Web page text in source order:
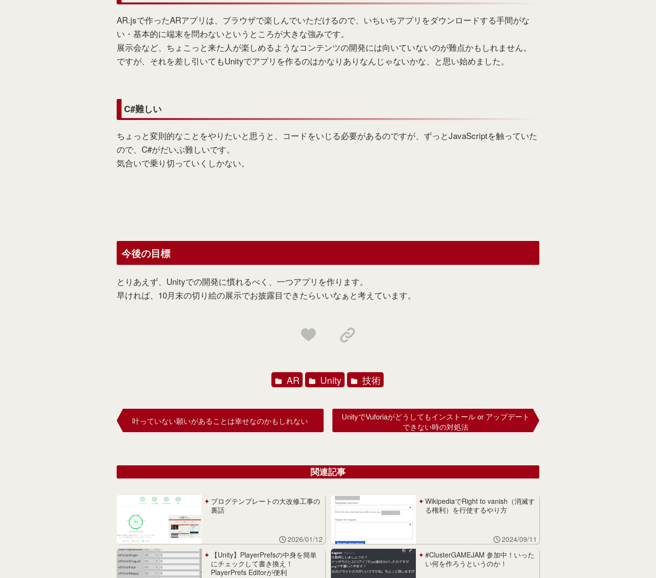
AR.jsで作ったARアプリは、ブラウザで楽しんでいただけるので、いちいちアプリをダウンロードする手間がな
い・基本的に端末を問わないというところが大きな強みです。
展示会など、ちょこっと来た人が楽しめるようなコンテンツの開発には向いていないのが難点かもしれません。
ですが、それを差し引いてもUnityでアプリを作るのはかなりありなんじゃないかな、と思い始めました。
C#難しい
ちょっと変則的なことをやりたいと思うと、コードをいじる必要があるのですが、ずっとJavaScriptを触っていた
ので、C#がだいぶ難しいです。
気合いで乗り切っていくしかない。
今後の目標
とりあえず、Unityでの開発に慣れるべく、一つアプリを作ります。
早ければ、10月末の切り絵の展示でお披露目できたらいいなぁと考えています。
AR Unity 技術
叶っていない願いがあることは幸せなのかもしれない
UnityでVuforiaがどうしてもインストール or アップデート
できない時の対処法
関連記事
ブログテンプレートの大改修工事の
裏話
2026/01/12
WikipediaでRight to vanish（消滅す
る権利）を行使するやり方
2024/09/11
【Unity】PlayerPrefsの中身を簡単
にチェックして書き換え！
PlayerPrefs Editorが便利
#ClusterGAMEJAM 参加中！いった
い何を作ろうというのか！